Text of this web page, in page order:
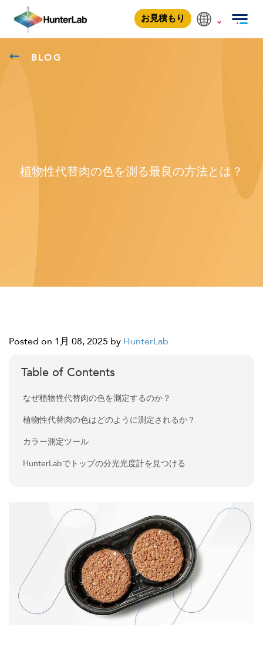
お見積もり
BLOG
植物性代替肉の色を測る最良の方法とは？
Posted on 1月 08, 2025 by HunterLab
Table of Contents
なぜ植物性代替肉の色を測定するのか？
植物性代替肉の色はどのように測定されるか？
カラー測定ツール
HunterLabでトップの分光光度計を見つける